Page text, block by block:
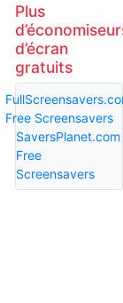
Plus
d’écran
gratuits
Free Screensavers
SaversPlanet.com
Free
Screensavers